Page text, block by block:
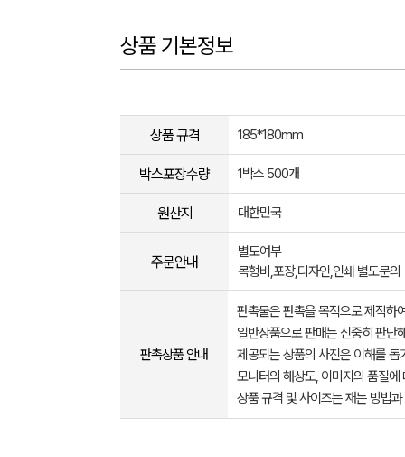
상품 기본정보
상품 규격 185*180mm
박스포장수량 1박스 500개
원산지 대한민국
주문안내
별도여부
목형비,포장,디자인,인쇄 별도문의
판촉상품 안내
판촉물은 판촉을 목적으로 제작하
일반상품으로 판매는 신중히 판단
제공되는 상품의 사진은 이해를
모니터의 해상도, 이미지의 품질
상품 규격 및 사이즈는 재는 방법